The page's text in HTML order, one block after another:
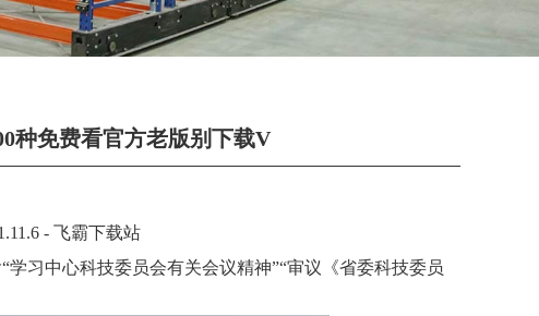
种免费看官方老版别下载V
- 飞霸下载站
习中心科技委员会有关会议精神”“审议《省委科技委员